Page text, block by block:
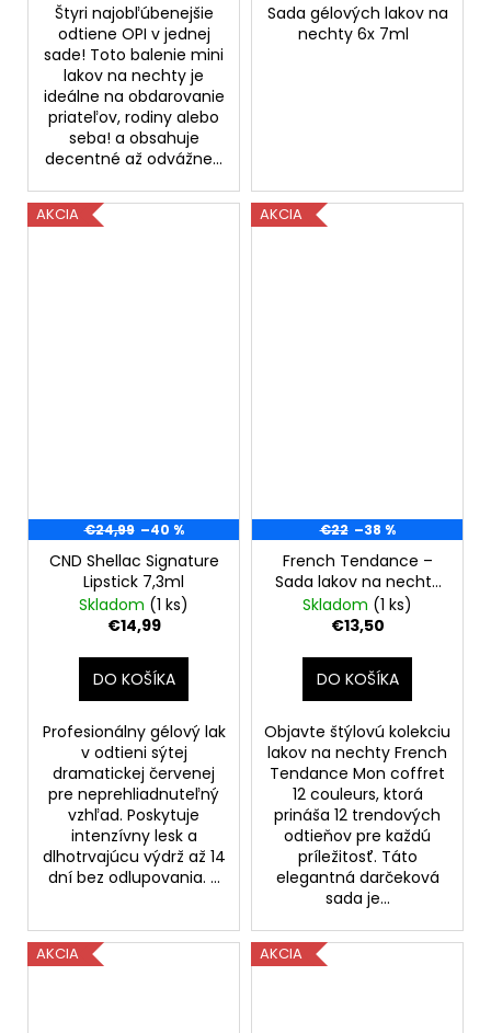
Štyri najobľúbenejšie
odtiene OPI v jednej
sade! Toto balenie mini
lakov na nechty je
ideálne na obdarovanie
priateľov, rodiny alebo
seba! a obsahuje
decentné až odvážne...
Sada gélových lakov na
nechty 6x 7ml
AKCIA
€24,99 –40 %
CND Shellac Signature
Lipstick 7,3ml
Skladom (1 ks)
€14,99
DO KOŠÍKA
Profesionálny gélový lak
v odtieni sýtej
dramatickej červenej
pre neprehliadnuteľný
vzhľad. Poskytuje
intenzívny lesk a
dlhotrvajúcu výdrž až 14
dní bez odlupovania. ...
AKCIA
€22 –38 %
French Tendance –
Sada lakov na nechty
„Mon coffret 12
couleurs“ (12 × 7 ml)
Skladom (1 ks)
€13,50
DO KOŠÍKA
Objavte štýlovú kolekciu
lakov na nechty French
Tendance Mon coffret
12 couleurs, ktorá
prináša 12 trendových
odtieňov pre každú
príležitosť. Táto
elegantná darčeková
sada je...
AKCIA AKCIA